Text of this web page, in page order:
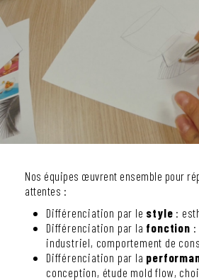
Nos équipes œuvrent ensemble pour
attentes :
Différenciation par le style :
Différenciation par la fonction
industriel, comportement de
Différenciation par la
conception, étude mold flow,